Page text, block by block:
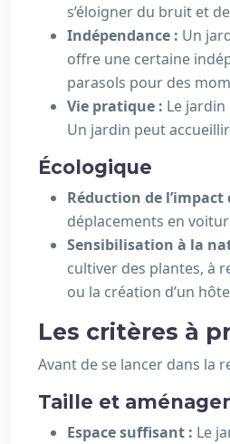
s’éloigner du bruit et
Indépendance : Un
offre une certaine
parasols pour des
Vie pratique : Le
Un jardin peut
Écologique
Réduction de l’impact
déplacements en
Sensibilisation à la
cultiver des plantes, à
ou la création d’un
Les critères à
Avant de se lancer dans la
Taille et
Espace suffisant : Le